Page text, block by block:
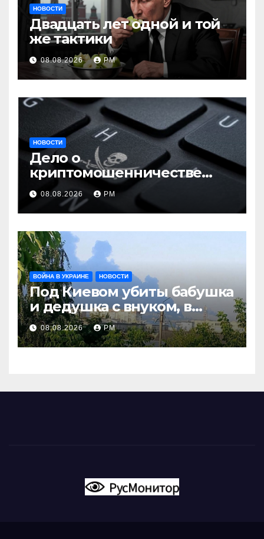
НОВОСТИ
Двадцать лет одной и той
же тактики
08.08.2026 РМ
НОВОСТИ
Дело о
криптомошенничестве
оборачивают в содействие
терроризму
08.08.2026 РМ
ВОЙНА В УКРАИНЕ НОВОСТИ
Под Киевом убиты бабушка
и дедушка с внуком, в
Поволжье и на Кубани
вновь горят НПЗ
08.08.2026 РМ